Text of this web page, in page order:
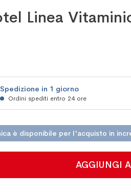
Linea
Spedizione in 1 giorno
Ordini spediti entro 24 ore
è disponibile per l'acquisto in
AGGIUNGI